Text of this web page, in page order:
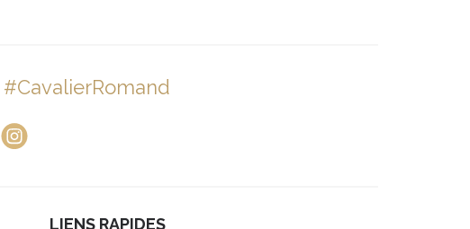
#CavalierRomand
LIENS RAPIDES